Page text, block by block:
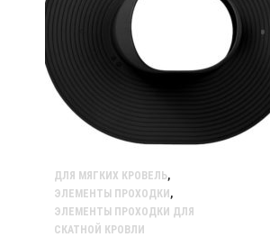
ДЛЯ МЯГКИХ КРОВЕЛЬ,
ЭЛЕМЕНТЫ ПРОХОДКИ ,
ЭЛЕМЕНТЫ ПРОХОДКИ ДЛЯ
СКАТНОЙ КРОВЛИ